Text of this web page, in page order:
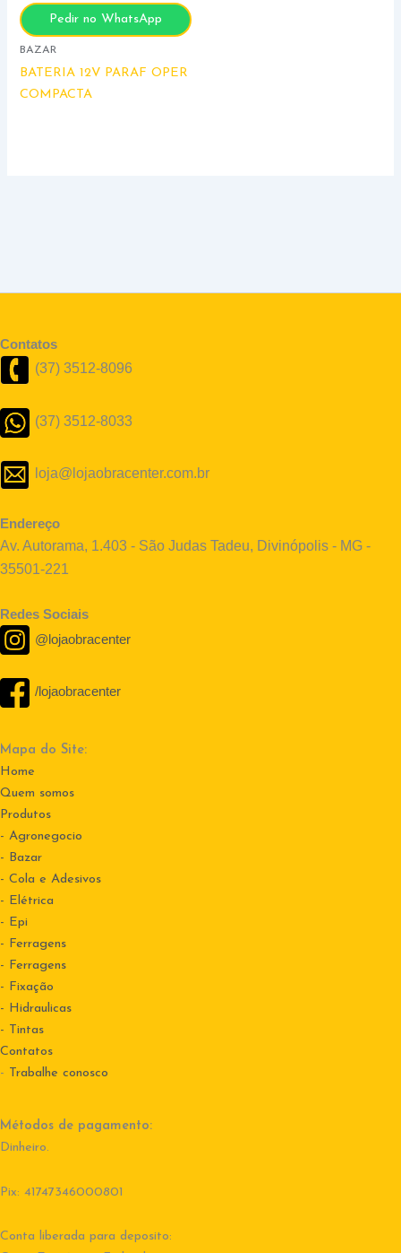
Pedir no WhatsApp
BAZAR
BATERIA 12V PARAF OPER
COMPACTA
Contatos
(37) 3512-8096
(37) 3512-8033
loja@lojaobracenter.com.br
Endereço
Av. Autorama, 1.403 - São Judas Tadeu, Divinópolis - MG -
35501-221
Redes Sociais
@lojaobracenter
/lojaobracenter
Mapa do Site:
Home
Quem somos
Produtos
- Agronegocio
- Bazar
- Cola e Adesivos
- Elétrica
- Epi
- Ferragens
- Ferragens
- Fixação
- Hidraulicas
- Tintas
Contatos
- Trabalhe conosco
Métodos de pagamento:
Dinheiro.
Pix: 41747346000801
Conta liberada para deposito: